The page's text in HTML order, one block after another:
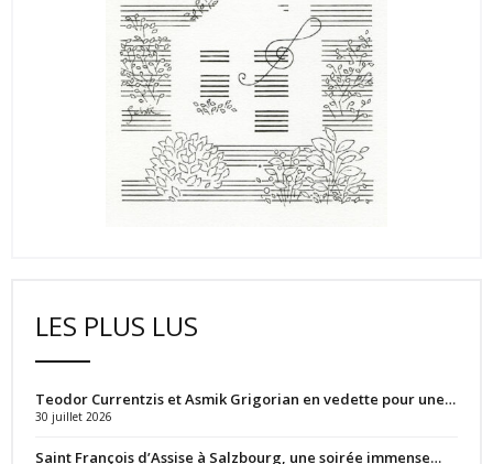
LES PLUS LUS
Teodor Currentzis et Asmik Grigorian en vedette pour une…
30 juillet 2026
Saint François d’Assise à Salzbourg, une soirée immense…